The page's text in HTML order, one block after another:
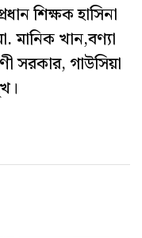
শিক্ষক হাসিনা
মানিক খান,বণ্যা
সরকার, গাউসিয়া